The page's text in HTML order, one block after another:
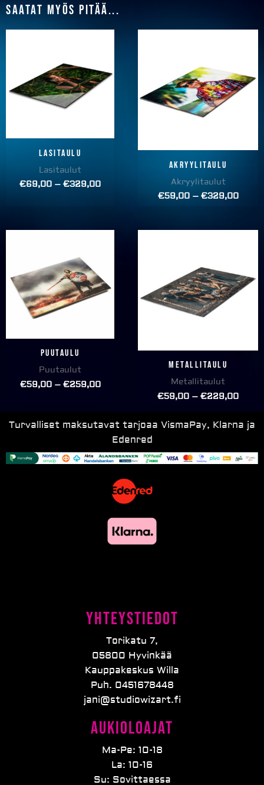
Saatat myös pitää...
Lasitaulu
Lasitaulut
€69,00 – €329,00
€329,00
Akryylitaulu
Akryylitaulut
€59,00 – €329,00
Puutaulu
Puutaulut
€59,00 – €259,00
€259,00
Metallitaulu
Metallitaulut
€59,00 – €229,00
Turvalliset maksutavat tarjoaa VismaPay, Klarna ja
Edenred
Yhteystiedot
Torikatu 7,
05800 Hyvinkää
Kauppakeskus Willa
Puh. 0451678448
jani@studiowizart.fi
Aukioloajat
Ma-Pe: 10-18
La: 10-16
Su: Sovittaessa